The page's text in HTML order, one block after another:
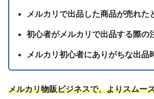
メルカリで出品した商品が売れた
初心者がメルカリで出品する際の
メルカリ初心者にありがちな出品
メルカリ物販ビジネスで、よりスムー